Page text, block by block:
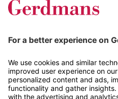
Tips og guider
Kontakt
info@gerdmans.no
67 80 56 20